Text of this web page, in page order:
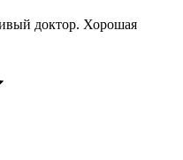
доктор. Хорошая